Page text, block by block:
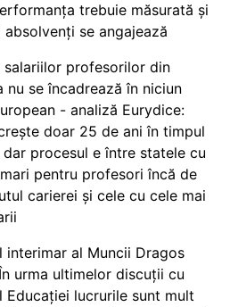
trebuie măsurată și
se angajează
salariilor profesorilor din
nu se încadrează în niciun
- analiză Eurydice:
doar 25 de ani în timpul
dar procesul e între statele cu
pentru profesori încă de
carierei și cele cu cele mai
interimar al Muncii Dragos
urma ultimelor discuții cu
Educației lucrurile sunt mult